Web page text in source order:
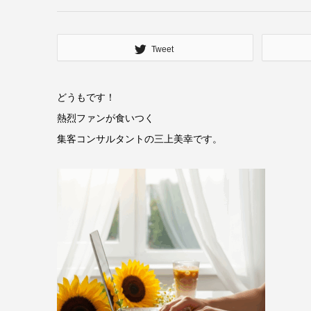
Tweet
どうもです！
熱烈ファンが食いつく
集客コンサルタントの三上美幸です。